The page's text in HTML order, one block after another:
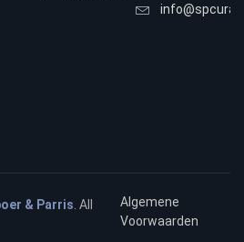
& Parris . All
Algemene
Voorwaarden